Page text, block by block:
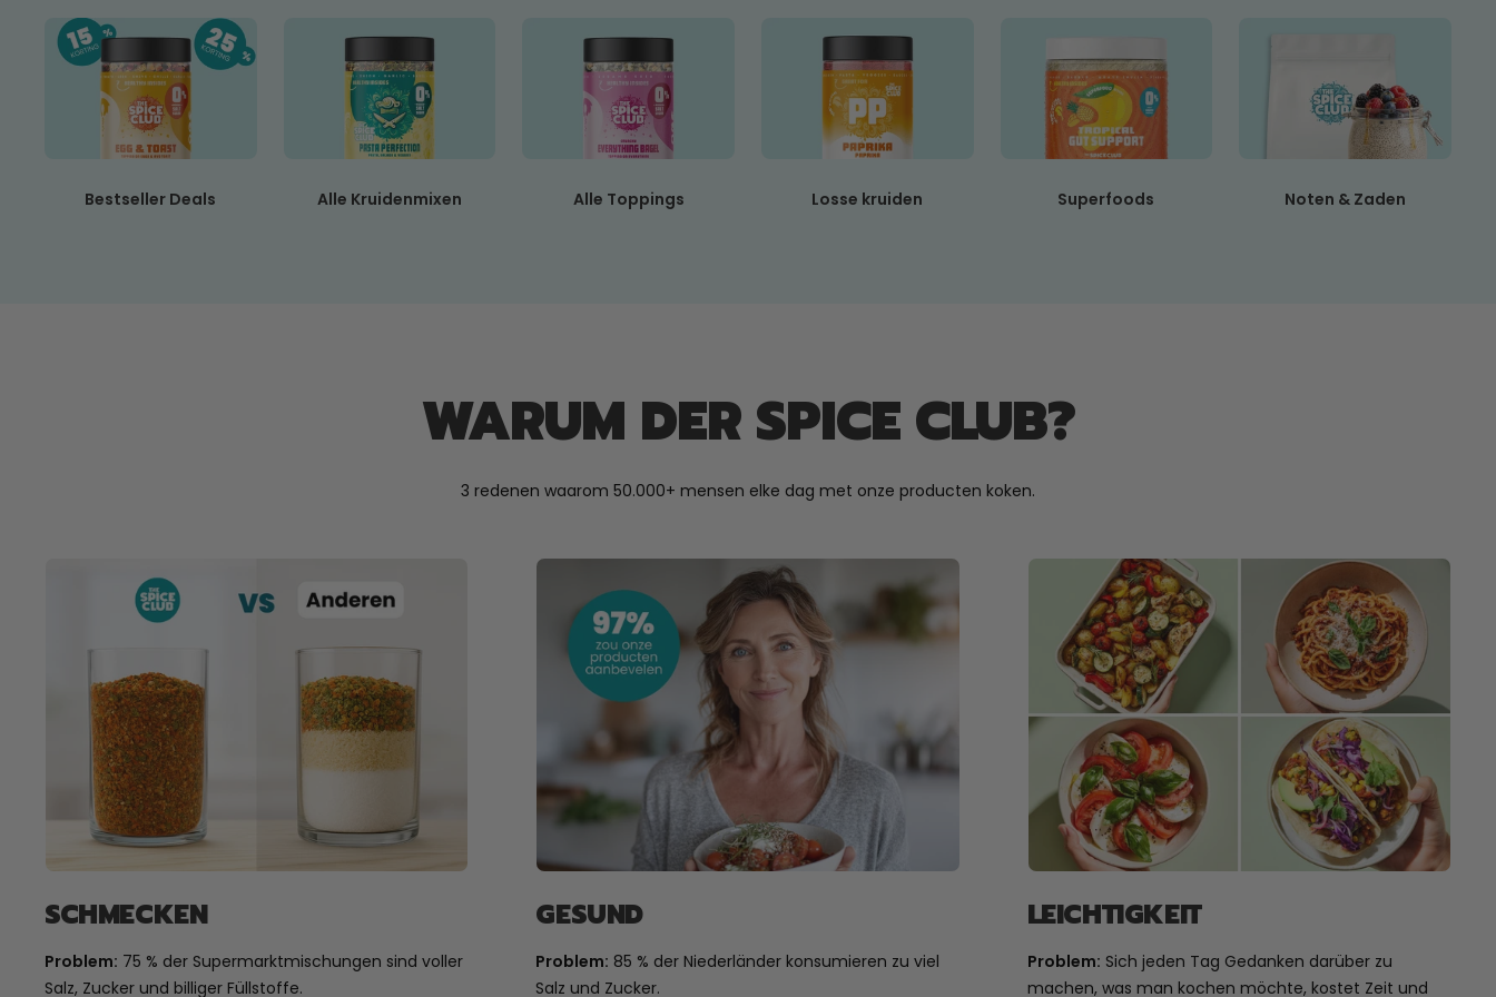
Bestseller Deals Alle Kruidenmixen Alle Toppings Losse kruiden Superfoods Noten & Zaden
WARUM DER SPICE CLUB?
3 redenen waarom 50.000+ mensen elke dag met onze producten koken.
SCHMECKEN
Problem: 75 % der Supermarktmischungen sind voller
Salz, Zucker und billiger Füllstoffe.
GESUND
Problem: 85 % der Niederländer konsumieren zu viel
Salz und Zucker.
LEICHTIGKEIT
Problem: Sich jeden Tag Gedanken darüber zu
machen, was man kochen möchte, kostet Zeit und